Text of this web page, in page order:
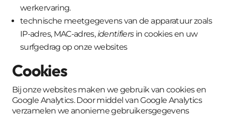
werkervaring.
technische meetgegevens van de apparatuur zoals
IP-adres, MAC-adres,identifiers in cookies en uw
surfgedrag op onze websites
Cookies
Bij onze websites maken we gebruik van cookies en
Google Analytics. Door middel van Google Analytics
verzamelen we anonieme gebruikersgegevens